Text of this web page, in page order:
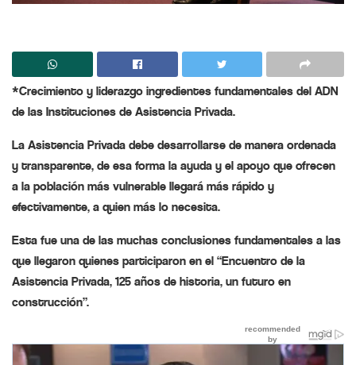
*Crecimiento y liderazgo ingredientes fundamentales del ADN
de las Instituciones de Asistencia Privada.
La Asistencia Privada debe desarrollarse de manera ordenada
y transparente, de esa forma la ayuda y el apoyo que ofrecen
a la población más vulnerable llegará más rápido y
efectivamente, a quien más lo necesita.
Esta fue una de las muchas conclusiones fundamentales a las
que llegaron quienes participaron en el “Encuentro de la
Asistencia Privada, 125 años de historia, un futuro en
construcción”.